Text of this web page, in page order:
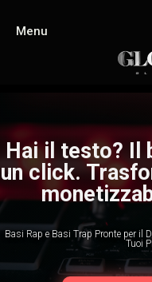
Menu
Hai il testo? Il
un click.
Basi Rap e Basi Trap Pronte per il
Tuoi